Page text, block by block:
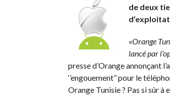
de deux
«Orange
lancé par
presse d’Orange annonçant
‘’engouement’’ pour le
Orange Tunisie ? Pas si sûr